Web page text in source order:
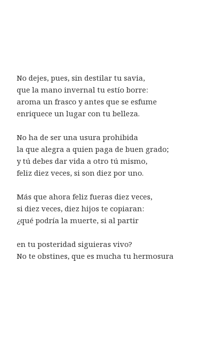
No dejes, pues, sin destilar tu savia,
que la mano invernal tu estío borre:
aroma un frasco y antes que se esfume
enriquece un lugar con tu belleza.
No ha de ser una usura prohibida
la que alegra a quien paga de buen grado;
y tú debes dar vida a otro tú mismo,
feliz diez veces, si son diez por uno.
Más que ahora feliz fueras diez veces,
si diez veces, diez hijos te copiaran:
¿qué podría la muerte, si al partir
en tu posteridad siguieras vivo?
No te obstines, que es mucha tu hermosura